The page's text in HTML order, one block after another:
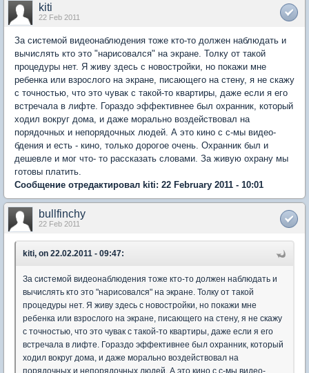
kiti
22 Feb 2011
За системой видеонаблюдения тоже кто-то должен наблюдать и
вычислять кто это "нарисовался" на экране. Толку от такой
процедуры нет. Я живу здесь с новостройки, но покажи мне
ребенка или взрослого на экране, писающего на стену, я не скажу
с точностью, что это чувак с такой-то квартиры, даже если я его
встречала в лифте. Гораздо эффективнее был охранник, который
ходил вокруг дома, и даже морально воздействовал на
порядочных и непорядочных людей. А это кино с с-мы видео-
бдения и есть - кино, только дорогое очень. Охранник был и
дешевле и мог что- то рассказать словами. За живую охрану мы
готовы платить.
Сообщение отредактировал kiti: 22 February 2011 - 10:01
bullfinchy
22 Feb 2011
kiti, on 22.02.2011 - 09:47:
За системой видеонаблюдения тоже кто-то должен наблюдать и
вычислять кто это "нарисовался" на экране. Толку от такой
процедуры нет. Я живу здесь с новостройки, но покажи мне
ребенка или взрослого на экране, писающего на стену, я не скажу
с точностью, что это чувак с такой-то квартиры, даже если я его
встречала в лифте. Гораздо эффективнее был охранник, который
ходил вокруг дома, и даже морально воздействовал на
порядочных и непорядочных людей. А это кино с с-мы видео-